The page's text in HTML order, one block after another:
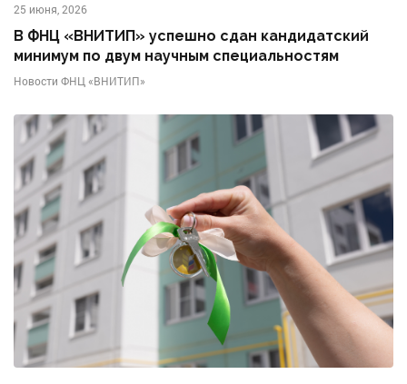
25 июня, 2026
В ФНЦ «ВНИТИП» успешно сдан кандидатский
минимум по двум научным специальностям
Новости ФНЦ «ВНИТИП»